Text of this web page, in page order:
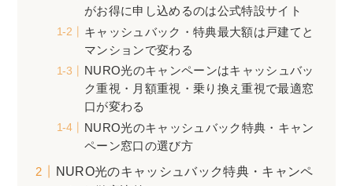
がお得に申し込めるのは公式特設サイト
キャッシュバック・特典最大額は戸建てと
マンションで変わる
NURO光のキャンペーンはキャッシュバッ
ク重視・月額重視・乗り換え重視で最適窓
口が変わる
NURO光のキャッシュバック特典・キャン
ペーン窓口の選び方
NURO光のキャッシュバック特典・キャンペ